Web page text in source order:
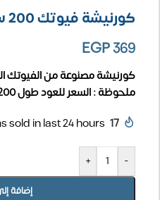
كورنيشة فيوتك 200 سم كود K20
EGP369
كورنيشة مصنوعة من الفيوتك
ملحوظة : السعر للعود طول 200 سم
17
sold in last 24 hours
-
+
إضافة